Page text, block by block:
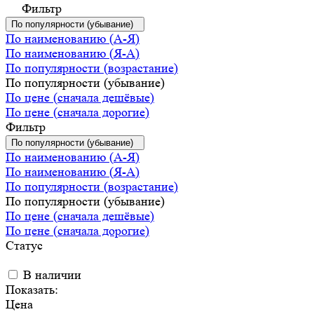
Фильтр
По популярности (убывание)
По наименованию (А-Я)
По наименованию (Я-А)
По популярности (возрастание)
По популярности (убывание)
По цене (сначала дешёвые)
По цене (сначала дорогие)
Фильтр
По популярности (убывание)
По наименованию (А-Я)
По наименованию (Я-А)
По популярности (возрастание)
По популярности (убывание)
По цене (сначала дешёвые)
По цене (сначала дорогие)
Статус
В наличии
Показать:
Цена